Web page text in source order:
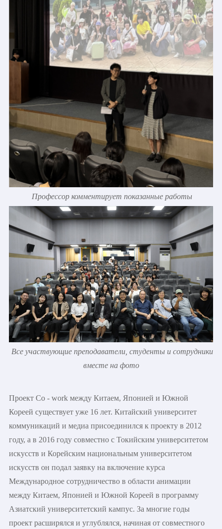
Профессор комментирует показанные работы
Все участвующие преподаватели, студенты и сотрудники
вместе на фото
Проект Co - work между Китаем, Японией и Южной
Кореей существует уже 16 лет. Китайский университет
коммуникаций и медиа присоединился к проекту в 2012
году, а в 2016 году совместно с Токийским университетом
искусств и Корейским национальным университетом
искусств он подал заявку на включение курса
Международное сотрудничество в области анимации
между Китаем, Японией и Южной Кореей в программу
Азиатский университетский кампус. За многие годы
проект расширялся и углублялся, начиная от совместного